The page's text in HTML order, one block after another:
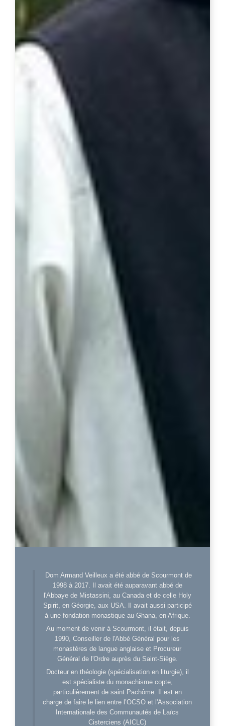
Dom Armand Veilleux a été abbé de Scourmont de
1998 à 2017. Il avait été auparavant abbé de
l'Abbaye de Mistassini, au Canada et de celle Holy
Spirit, en Géorgie, aux USA. Il avait aussi participé
à une fondation monastique au Ghana, en Afrique.
Au moment de venir à Scourmont, il était, depuis
1990, Conseiller de l'Abbé Général pour les
monastères de langue anglaise et Procureur
Général de l'Ordre auprès du Saint-Siège.
Docteur en théologie (spécialisation en liturgie), il
est spécialiste du monachisme copte,
particulièrement de saint Pachôme. Il est en
charge de faire le lien entre l’OCSO et l'Association
Internationale des Communautés de Laïcs
Cisterciens (AICLC)